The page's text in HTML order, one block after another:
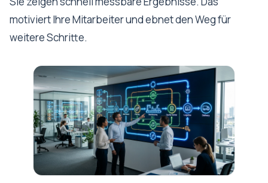
motiviert Ihre Mitarbeiter und ebnet den Weg für
weitere Schritte.